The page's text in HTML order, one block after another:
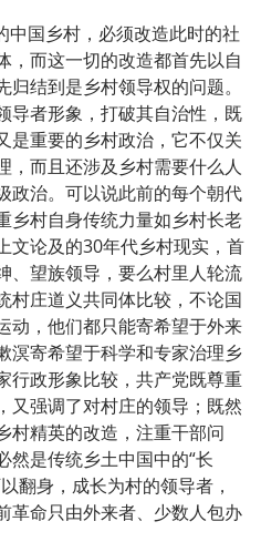
中国乡村，必须改造此时的社
，而这一切的改造都首先以自
结到是乡村领导权的问题。
导者形象，打破其自治性，既
是重要的乡村政治，它不仅关
，而且还涉及乡村需要什么人
政治。可以说此前的每个朝代
乡村自身传统力量如乡村长老
文论及的30年代乡村现实，首
、望族领导，要么村里人轮流
村庄道义共同体比较，不论国
动，他们都只能寄希望于外来
溟寄希望于科学和专家治理乡
行政形象比较，共产党既尊重
又强调了对村庄的领导；既然
村精英的改造，注重干部问
然是传统乡土中国中的“长
翻身，成长为村的领导者，
革命只由外来者、少数人包办